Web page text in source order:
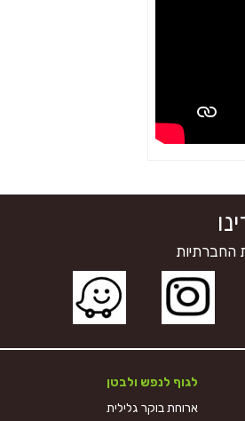
החברתיות
לגוף לנפש ולבטן
ארוחת בוקר גלילית